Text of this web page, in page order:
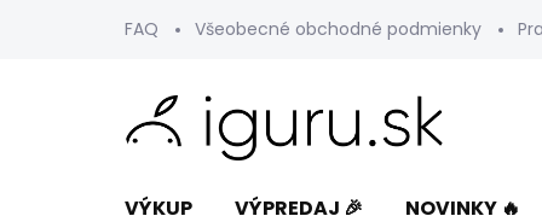
FAQ Všeobecné obchodné podmienky
VÝKUP VÝPREDAJ 🎉 NOVINKY 🔥